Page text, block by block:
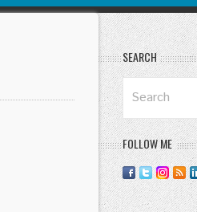
SEARCH
FOLLOW ME